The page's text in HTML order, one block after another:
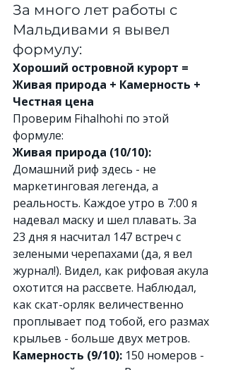
За много лет работы с
Мальдивами я вывел
формулу:
Хороший островной курорт =
Живая природа + Камерность +
Честная цена
Проверим Fihalhohi по этой
формуле:
Живая природа (10/10):
Домашний риф здесь - не
маркетинговая легенда, а
реальность. Каждое утро в 7:00 я
надевал маску и шел плавать. За
23 дня я насчитал 147 встреч с
зелеными черепахами (да, я вел
журнал!). Видел, как рифовая акула
охотится на рассвете. Наблюдал,
как скат-орляк величественно
проплывает под тобой, его размах
крыльев - больше двух метров.
Камерность (9/10): 150 номеров -